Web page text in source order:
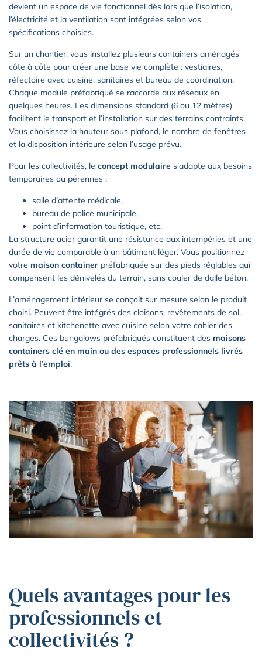
devient un espace de vie fonctionnel dès lors que l’isolation,
l’électricité et la ventilation sont intégrées selon vos
spécifications choisies.
Sur un chantier, vous installez plusieurs containers aménagés
côte à côte pour créer une base vie complète : vestiaires,
réfectoire avec cuisine, sanitaires et bureau de coordination.
Chaque module préfabriqué se raccorde aux réseaux en
quelques heures. Les dimensions standard (6 ou 12 mètres)
facilitent le transport et l’installation sur des terrains contraints.
Vous choisissez la hauteur sous plafond, le nombre de fenêtres
et la disposition intérieure selon l’usage prévu.
Pour les collectivités, le concept modulaire s’adapte aux besoins
temporaires ou pérennes :
salle d’attente médicale,
bureau de police municipale,
point d’information touristique, etc.
La structure acier garantit une résistance aux intempéries et une
durée de vie comparable à un bâtiment léger. Vous positionnez
votre maison container préfabriquée sur des pieds réglables qui
compensent les dénivelés du terrain, sans couler de dalle béton.
L’aménagement intérieur se conçoit sur mesure selon le produit
choisi. Peuvent être intégrés des cloisons, revêtements de sol,
sanitaires et kitchenette avec cuisine selon votre cahier des
charges. Ces bungalows préfabriqués constituent des maisons
containers clé en main ou des espaces professionnels livrés
prêts à l’emploi.
Quels avantages pour les
professionnels et
collectivités ?